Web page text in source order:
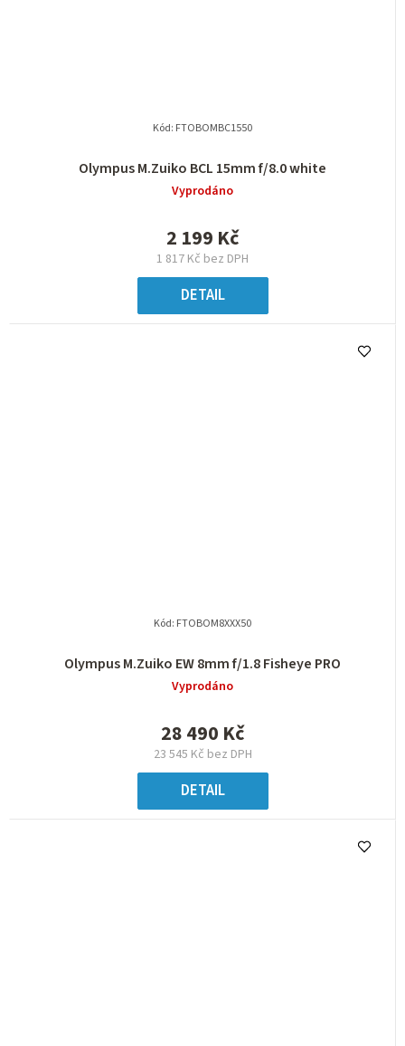
Olympus M.Zuiko BCL 15mm f/8.0 white
Vyprodáno
1 817 Kč bez DPH
2 199 Kč
DETAIL
Kód: FTOBOMBC1550
Olympus M.Zuiko EW 8mm f/1.8 Fisheye PRO
Vyprodáno
23 545 Kč bez DPH
28 490 Kč
DETAIL
Kód: FTOBOM8XXX50